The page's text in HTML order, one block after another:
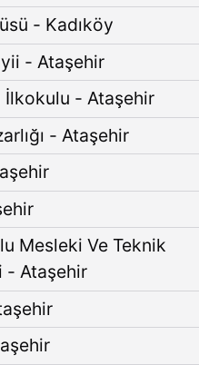
- Kadıköy
- Ataşehir
İlkokulu - Ataşehir
- Ataşehir
Mesleki Ve Teknik
- Ataşehir